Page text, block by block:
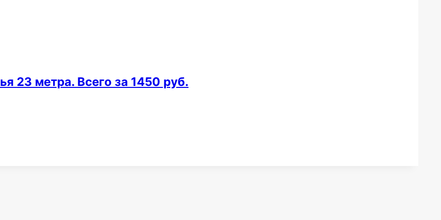
23 метра. Всего за 1450 руб.